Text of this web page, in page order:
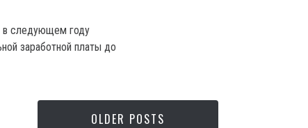
в следующем году
заработной платы до
OLDER POSTS